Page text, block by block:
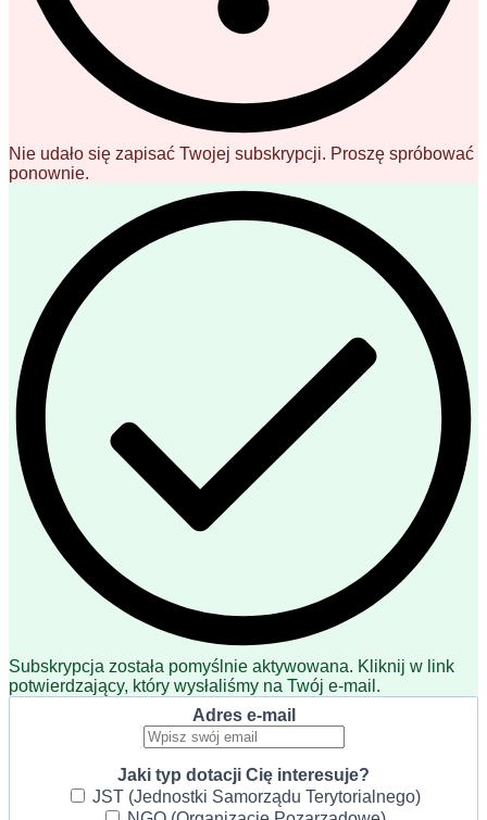
Nie udało się zapisać Twojej subskrypcji. Proszę spróbować
ponownie.
Subskrypcja została pomyślnie aktywowana. Kliknij w link
potwierdzający, który wysłaliśmy na Twój e-mail.
Adres e-mail
Jaki typ dotacji Cię interesuje?
JST (Jednostki Samorządu Terytorialnego)